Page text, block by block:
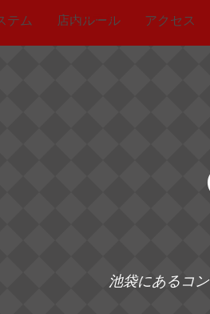
テム 店内ルール アクセス
システム
池袋にあるコ